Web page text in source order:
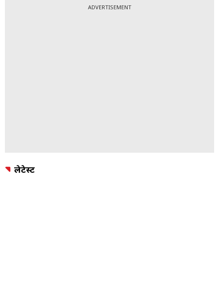
ADVERTISEMENT
लेटेस्ट